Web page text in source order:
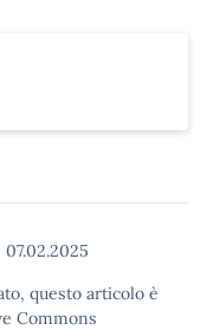
07.02.2025
questo articolo è
Commons